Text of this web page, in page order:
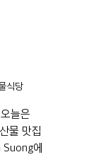
식당
늘은
물 맛집
에